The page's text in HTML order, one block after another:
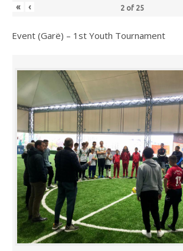
« ‹ 2 of 25
Event (Garë) – 1st Youth Tournament